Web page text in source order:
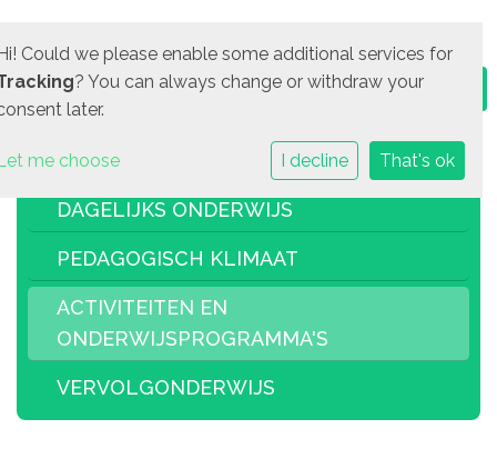
DAGELIJKS ONDERWIJS
PEDAGOGISCH KLIMAAT
ACTIVITEITEN EN
ONDERWIJSPROGRAMMA'S
VERVOLGONDERWIJS
Could we please enable some additional services for
? You can always change or withdraw your
later.
me choose I decline That's ok